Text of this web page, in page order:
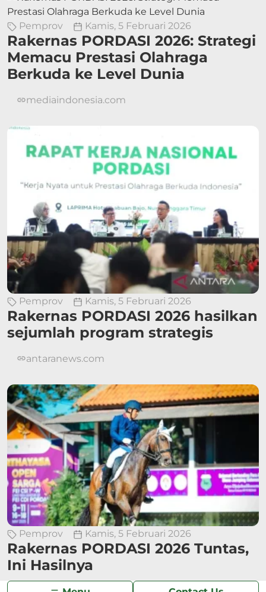
Pemprov Kamis, 5 Februari 2026
Rakernas PORDASI 2026: Strategi
Memacu Prestasi Olahraga
Berkuda ke Level Dunia
mediaindonesia.com
Pemprov Kamis, 5 Februari 2026
Rakernas PORDASI 2026 hasilkan
sejumlah program strategis
antaranews.com
Pemprov Kamis, 5 Februari 2026
Rakernas PORDASI 2026 Tuntas,
Ini Hasilnya